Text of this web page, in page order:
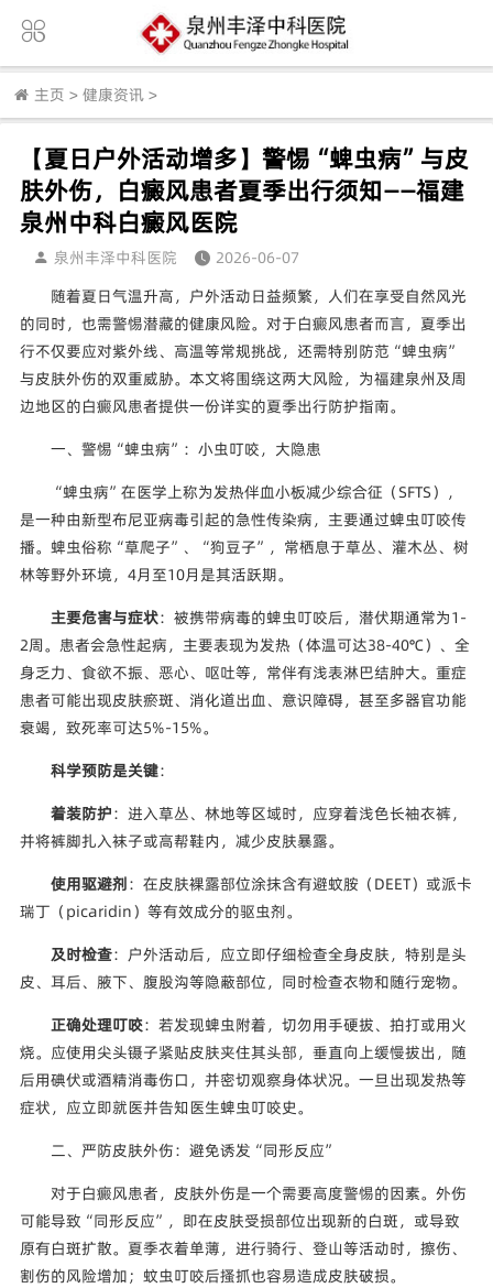
主页 > 健康资讯 >
【夏日户外活动增多】警惕“蜱虫病”与皮
肤外伤，白癜风患者夏季出行须知——福建
泉州中科白癜风医院
泉州丰泽中科医院
2026-06-07
随着夏日气温升高，户外活动日益频繁，人们在享受自然风光
的同时，也需警惕潜藏的健康风险。对于白癜风患者而言，夏季出
行不仅要应对紫外线、高温等常规挑战，还需特别防范“蜱虫病”
与皮肤外伤的双重威胁。本文将围绕这两大风险，为福建泉州及周
边地区的白癜风患者提供一份详实的夏季出行防护指南。
一、警惕“蜱虫病”：小虫叮咬，大隐患
“蜱虫病”在医学上称为发热伴血小板减少综合征（SFTS），
是一种由新型布尼亚病毒引起的急性传染病，主要通过蜱虫叮咬传
播。蜱虫俗称“草爬子”、“狗豆子”，常栖息于草丛、灌木丛、树
林等野外环境，4月至10月是其活跃期。
主要危害与症状：被携带病毒的蜱虫叮咬后，潜伏期通常为1-
2周。患者会急性起病，主要表现为发热（体温可达38-40℃）、全
身乏力、食欲不振、恶心、呕吐等，常伴有浅表淋巴结肿大。重症
患者可能出现皮肤瘀斑、消化道出血、意识障碍，甚至多器官功能
衰竭，致死率可达5%-15%。
科学预防是关键：
着装防护：进入草丛、林地等区域时，应穿着浅色长袖衣裤，
并将裤脚扎入袜子或高帮鞋内，减少皮肤暴露。
使用驱避剂：在皮肤裸露部位涂抹含有避蚊胺（DEET）或派卡
瑞丁（picaridin）等有效成分的驱虫剂。
及时检查：户外活动后，应立即仔细检查全身皮肤，特别是头
皮、耳后、腋下、腹股沟等隐蔽部位，同时检查衣物和随行宠物。
正确处理叮咬：若发现蜱虫附着，切勿用手硬拔、拍打或用火
烧。应使用尖头镊子紧贴皮肤夹住其头部，垂直向上缓慢拔出，随
后用碘伏或酒精消毒伤口，并密切观察身体状况。一旦出现发热等
症状，应立即就医并告知医生蜱虫叮咬史。
二、严防皮肤外伤：避免诱发“同形反应”
对于白癜风患者，皮肤外伤是一个需要高度警惕的因素。外伤
可能导致“同形反应”，即在皮肤受损部位出现新的白斑，或导致
原有白斑扩散。夏季衣着单薄，进行骑行、登山等活动时，擦伤、
割伤的风险增加；蚊虫叮咬后搔抓也容易造成皮肤破损。